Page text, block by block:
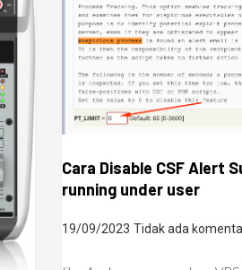
Cara Disable CSF Alert
running under user
19/09/2023 Tidak ada